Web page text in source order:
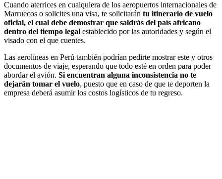
Cuando aterrices en cualquiera de los aeropuertos internacionales de
Marruecos o solicites una visa, te solicitarán tu itinerario de vuelo
oficial, el cual debe demostrar que saldrás del país africano
dentro del tiempo legal establecido por las autoridades y según el
visado con el que cuentes.
Las aerolíneas en Perú también podrían pedirte mostrar este y otros
documentos de viaje, esperando que todo esté en orden para poder
abordar el avión. Si encuentran alguna inconsistencia no te
dejarán tomar el vuelo, puesto que en caso de que te deporten la
empresa deberá asumir los costos logísticos de tu regreso.